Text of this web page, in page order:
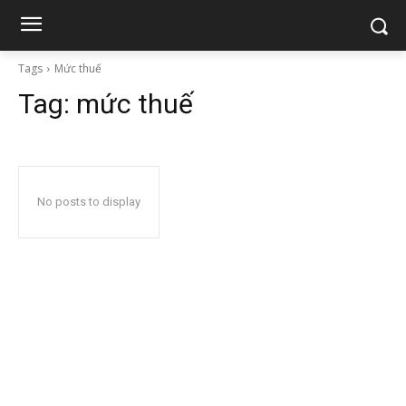
Tags Mức thuế
Tag: mức thuế
No posts to display